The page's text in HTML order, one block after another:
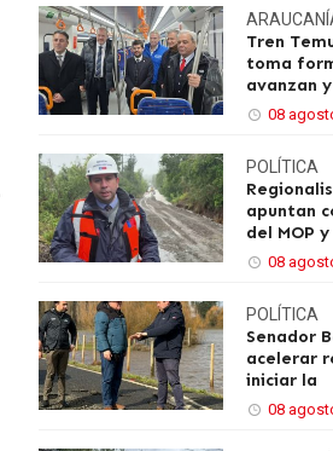
Tren
toma
avanzan
08
POLÍTICA
apuntan
del MOP y
08
POLÍTICA
Senador
acelerar
iniciar la
08